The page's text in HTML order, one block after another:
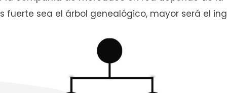
fuerte sea el árbol genealógico, mayor será el